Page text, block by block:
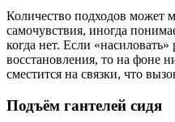
Количество подходов может
самочувствия, иногда
когда нет. Если «насиловать»
восстановления, то на фоне
сместится на связки, что
Подъём гантелей сидя